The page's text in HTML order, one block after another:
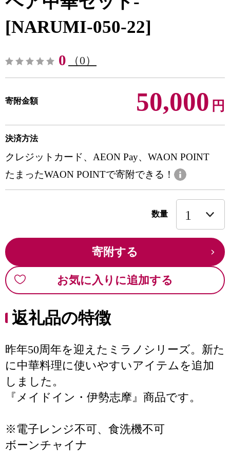
[NARUMI-050-22]
0 （0）
寄附金額 50,000 円
決済方法
クレジットカード、AEON Pay、WAON POINT
たまったWAON POINTで寄附できる！
数量
寄附する
お気に入りに追加する
返礼品の特徴
昨年50周年を迎えたミラノシリーズ。新た
に中華料理に使いやすいアイテムを追加
しました。
『メイドイン・伊勢志摩』商品です。
※電子レンジ不可、食洗機不可
ボーンチャイナ